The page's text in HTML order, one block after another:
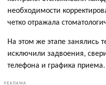
необходимости
четко отражала
На этом же этапе занялись
исключили задвоения,
телефона и графика приема.
РЕКЛАМА